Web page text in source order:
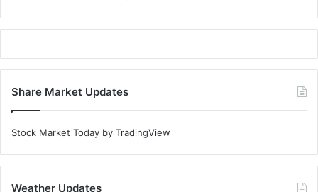
Share Market Updates
Stock Market Today by TradingView
Weather Updates